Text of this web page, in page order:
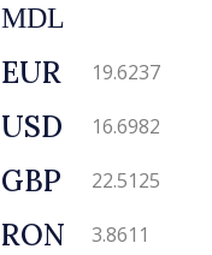
MDL
EUR 19.6237
USD 16.6982
GBP 22.5125
RON 3.8611